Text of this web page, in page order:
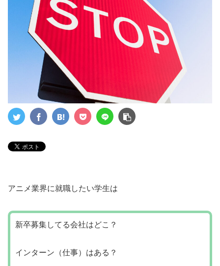
アニメ業界に就職したい学生は
新卒募集してる会社はどこ？
インターン（仕事）はある？